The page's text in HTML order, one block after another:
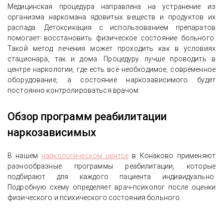
Медицинская процедура направлена на устранение из
организма наркомана ядовитых веществ и продуктов их
распада. Детоксикация с использованием препаратов
помогает восстановить физическое состояние больного.
Такой метод лечения может проходить как в условиях
стационара, так и дома. Процедуру лучше проводить в
центре наркологии, где есть всё необходимое, современное
оборудование, а состояние наркозависимого будет
постоянно контролироваться врачом.
Обзор программ реабилитации
наркозависимых
В нашем наркологическом центре в Конаково применяют
разнообразные программы реабилитации, которые
подбирают для каждого пациента индивидуально.
Подробную схему определяет врач-психолог после оценки
физического и психического состояния больного.